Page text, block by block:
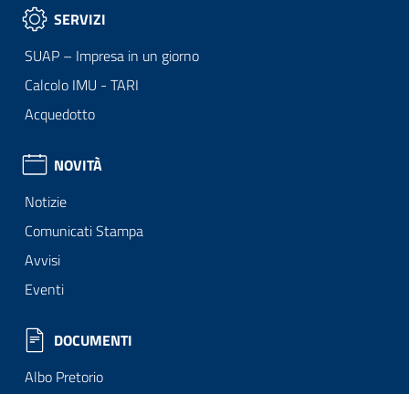
SERVIZI
SUAP – Impresa in un giorno
Calcolo IMU - TARI
Acquedotto
NOVITÀ
Notizie
Comunicati Stampa
Avvisi
Eventi
DOCUMENTI
Albo Pretorio